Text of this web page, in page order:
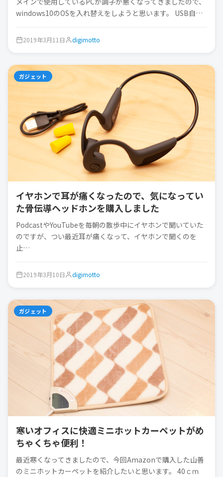
windows10のOSを入れ替えをしようと思います。 USB自…
2019年3月11日 digimotto
ガジェット
イヤホンで耳が痛くなったので、気になってい
た骨伝導ヘッドホンを購入しました
PodcastやYouTubeを毎朝の散歩中にイヤホンで聞いていた
のですが、つい最近耳が痛くなって、イヤホンで聞くのを
止…
2019年3月10日 digimotto
ガジェット
寒いオフィスに快適ミニホットカーペットがめ
ちゃくちゃ便利！
最近寒くなってきましたので、今回Amazonで購入した山善
のミニホットカーペットを紹介したいと思います。 40ｃｍ